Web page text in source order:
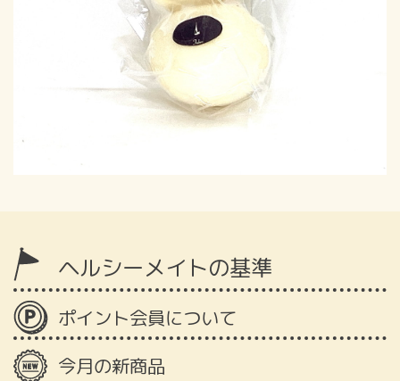
ヘルシーメイトの基準
ポイント会員について
今月の新商品